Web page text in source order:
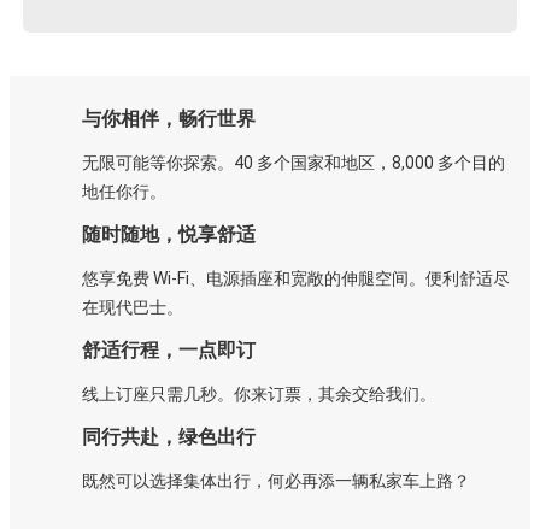
与你相伴，畅行世界
无限可能等你探索。40 多个国家和地区，8,000 多个目的
地任你行。
随时随地，悦享舒适
悠享免费 Wi-Fi、电源插座和宽敞的伸腿空间。便利舒适尽
在现代巴士。
舒适行程，一点即订
线上订座只需几秒。你来订票，其余交给我们。
同行共赴，绿色出行
既然可以选择集体出行，何必再添一辆私家车上路？